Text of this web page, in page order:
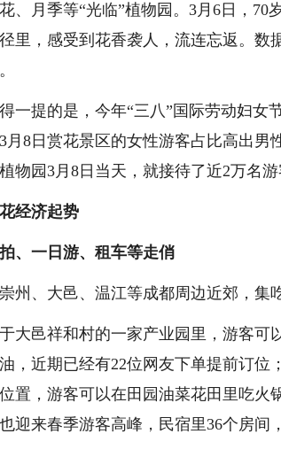
、月季等“光临”植物园。3月6日，
里，感受到花香袭人，流连忘返。数
一提的是，今年“三八”国际劳动妇女
月8日赏花景区的女性游客占比高出男
物园3月8日当天，就接待了近2万名游
经济起势
、一日游、租车等走俏
州、大邑、温江等成都周边近郊，集
大邑祥和村的一家产业园里，游客可
，近期已经有22位网友下单提前订
置，游客可以在田园油菜花田里吃火
迎来春季游客高峰，民宿里36个房